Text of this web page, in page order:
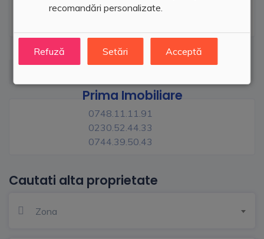
recomandări personalizate.
Refuză Setări Acceptă
Prima Imobiliare
0748.11.11.91
0230.52.44.33
0744.39.50.43
Cautati alta proprietate
Zona